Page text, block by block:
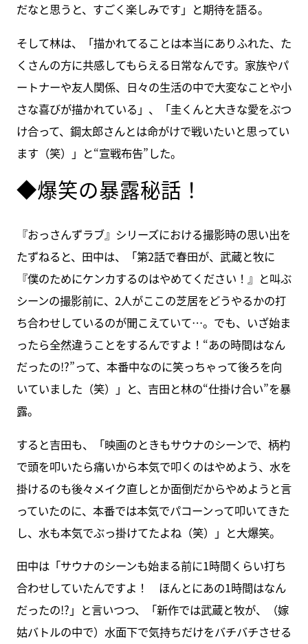
だなと思うと、すごく楽しみです」と期待を語る。
そして林は、「描かれてることは本当にありふれた、た
くさんの方に共感してもらえる日常なんです。家族やパ
ートナーや友人関係、日々の生活の中で大変なことや小
さな喜びが描かれている」、「圭くんと大きな愛をぶつ
け合って、鋼太郎さんとは命がけで戦いたいと思ってい
ます（笑）」と“宣戦布告”した。
◆爆笑の暴露秘話！
『おっさんずラブ』シリーズにおける撮影時の思い出を
たずねると、田中は、「第2話で春田が、武蔵と牧に
『僕のためにケンカするのはやめてください！』と叫ぶ
シーンの撮影前に、2人がここの芝居をどうやるかの打
ち合わせしているのが聞こえていて…。でも、いざ始ま
ったら全然違うことをするんですよ！“あの時間はなん
だったの!?”って、本番中なのに笑っちゃって後ろを向
いていました（笑）」と、吉田と林の“仕掛け合い”を暴
露。
すると吉田も、「映画のときもサウナのシーンで、柄杓
で頭を叩いたら痛いから本気で叩くのはやめよう、水を
掛けるのも後々メイク直しとか面倒だからやめようと言
っていたのに、本番では本気でパコーンって叩いてきた
し、水も本気でぶっ掛けてたよね（笑）」と大爆笑。
田中は「サウナのシーンも始まる前に1時間くらい打ち
合わせしていたんですよ！ ほんとにあの1時間はなん
だったの!?」と言いつつ、「新作では武蔵と牧が、（嫁
姑バトルの中で）水面下で気持ちだけをバチバチさせる